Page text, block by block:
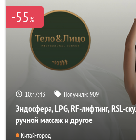
-55%
10:47:40 Получили:909
Эндосфера, LPG, RF-лифтинг, RSL-
ручной массаж и другое
Китай-город